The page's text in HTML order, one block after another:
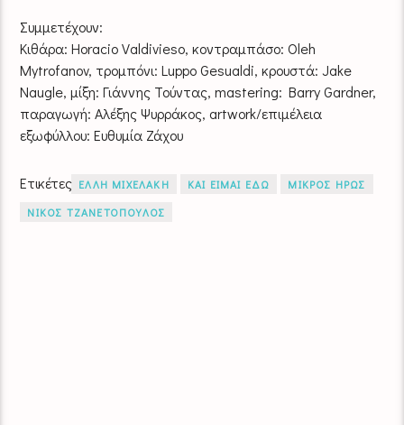
Συμμετέχουν:
Κιθάρα: Horacio Valdivieso, κοντραμπάσο: Oleh
Mytrofanov, τρομπόνι: Luppo Gesualdi, κρουστά: Jake
Naugle, μίξη: Γιάννης Τούντας, mastering: Barry Gardner,
παραγωγή: Αλέξης Ψυρράκος, artwork/επιμέλεια
εξωφύλλου: Ευθυμία Ζάχου
Ετικέτες ΕΛΛΗ ΜΙΧΕΛΑΚΗ ΚΑΙ ΕΙΜΑΙ ΕΔΩ
ΜΙΚΡΟΣ ΗΡΩΣ
ΝΙΚΟΣ ΤΖΑΝΕΤΟΠΟΥΛΟΣ